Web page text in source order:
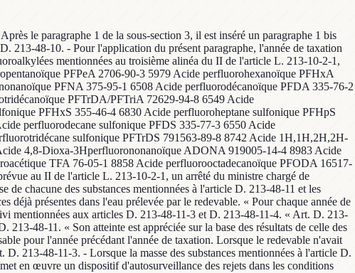
le paragraphe 1 de la sous-section 3, il est inséré un paragraphe 1 bis
213-48-10. - Pour l'application du présent paragraphe, l'année de taxation
mentionnées au troisième alinéa du II de l'article L. 213-10-2-1,
PFPeA 2706-90-3 5979 Acide perfluorohexanoïque PFHxA
PFNA 375-95-1 6508 Acide perfluorodécanoïque PFDA 335-76-2
PFTrDA/PFTriA 72629-94-8 6549 Acide
PFHxS 355-46-4 6830 Acide perfluoroheptane sulfonique PFHpS
perfluorodecane sulfonique PFDS 335-77-3 6550 Acide
sulfonique PFTrDS 791563-89-8 8742 Acide 1H,1H,2H,2H-
4,8-Dioxa-3Hperfluorononanoïque ADONA 919005-14-4 8983 Acide
TFA 76-05-1 8858 Acide perfluorooctadecanoïque PFODA 16517-
au II de l'article L. 213-10-2-1, un arrêté du ministre chargé de
chacune des substances mentionnées à l'article D. 213-48-11 et les
déjà présentes dans l'eau prélevée par le redevable. « Pour chaque année de
mentionnées aux articles D. 213-48-11-3 et D. 213-48-11-4. « Art. D. 213-
48-11. « Son atteinte est appréciée sur la base des résultats de celle des
pour l'année précédant l'année de taxation. Lorsque le redevable n'avait
213-48-11-3. - Lorsque la masse des substances mentionnées à l'article D.
en œuvre un dispositif d'autosurveillance des rejets dans les conditions